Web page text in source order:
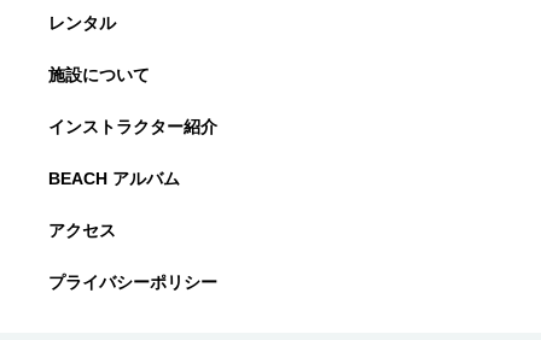
レンタル
施設について
インストラクター紹介
BEACH アルバム
アクセス
プライバシーポリシー